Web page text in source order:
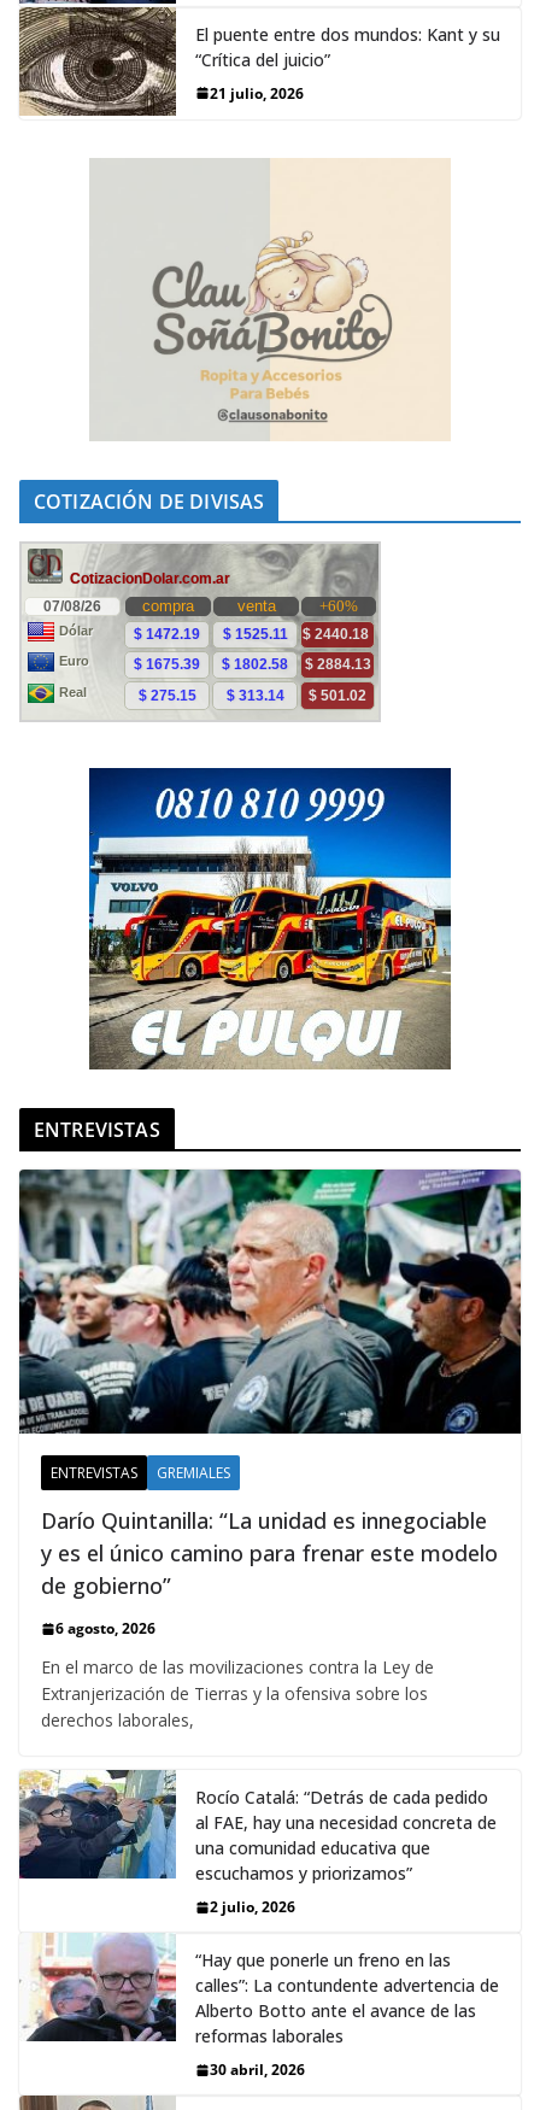
El puente entre dos mundos: Kant y su
“Crítica del juicio”
21 julio, 2026
COTIZACIÓN DE DIVISAS
ENTREVISTAS
ENTREVISTAS GREMIALES
Darío Quintanilla: “La unidad es innegociable
y es el único camino para frenar este modelo
de gobierno”
6 agosto, 2026
En el marco de las movilizaciones contra la Ley de
Extranjerización de Tierras y la ofensiva sobre los
derechos laborales,
Rocío Catalá: “Detrás de cada pedido
al FAE, hay una necesidad concreta de
una comunidad educativa que
escuchamos y priorizamos”
2 julio, 2026
“Hay que ponerle un freno en las
calles”: La contundente advertencia de
Alberto Botto ante el avance de las
reformas laborales
30 abril, 2026